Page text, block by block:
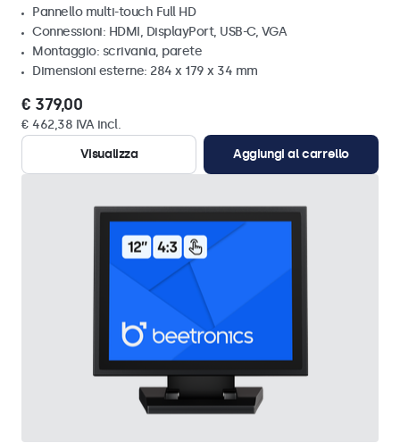
Pannello multi-touch Full HD
Connessioni: HDMI, DisplayPort, USB-C, VGA
Montaggio: scrivania, parete
Dimensioni esterne: 284 x 179 x 34 mm
€ 379,00
€ 462,38 IVA incl.
Visualizza
Aggiungi al carrello